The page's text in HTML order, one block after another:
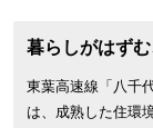
暮らしがはずむ
東葉高速線「八千
は、成熟した住環